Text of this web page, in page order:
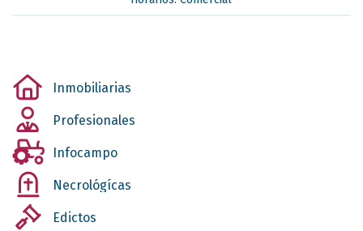
Inmobiliarias
Profesionales
Infocampo
Necrológícas
Edictos